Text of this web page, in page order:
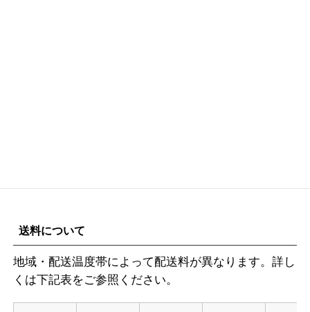
送料について
地域・配送温度帯によって配送料が異なります。詳し
くは下記表をご参照ください。